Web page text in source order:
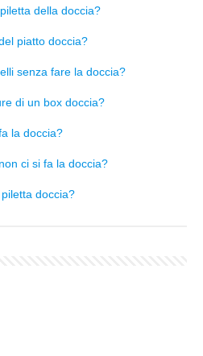
della doccia?
piatto doccia?
senza fare la doccia?
di un box doccia?
la doccia?
ci si fa la doccia?
doccia?